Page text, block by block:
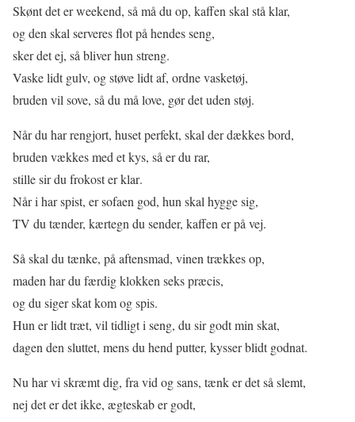
Skønt det er weekend, så må du op, kaffen skal stå klar,
og den skal serveres flot på hendes seng,
sker det ej, så bliver hun streng.
Vaske lidt gulv, og støve lidt af, ordne vasketøj,
bruden vil sove, så du må love, gør det uden støj.
Når du har rengjort, huset perfekt, skal der dækkes bord,
bruden vækkes med et kys, så er du rar,
stille sir du frokost er klar.
Når i har spist, er sofaen god, hun skal hygge sig,
TV du tænder, kærtegn du sender, kaffen er på vej.
Så skal du tænke, på aftensmad, vinen trækkes op,
maden har du færdig klokken seks præcis,
og du siger skat kom og spis.
Hun er lidt træt, vil tidligt i seng, du sir godt min skat,
dagen den sluttet, mens du hend putter, kysser blidt godnat.
Nu har vi skræmt dig, fra vid og sans, tænk er det så slemt,
nej det er det ikke, ægteskab er godt,